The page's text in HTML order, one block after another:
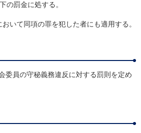
の罰金に処する。
いて同項の罪を犯した者にも適用する。
委員の守秘義務違反に対する罰則を定め